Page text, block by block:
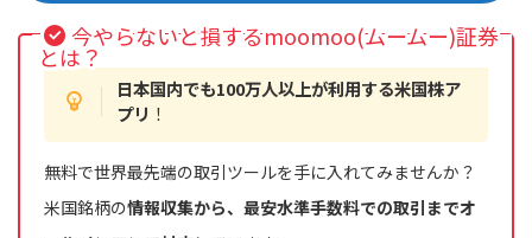
今やらないと損するmoomoo(ムームー)証券
とは？
日本国内でも100万人以上が利用する米国株ア
プリ ！
無料で世界最先端の取引ツールを手に入れてみませんか？
米国銘柄の情報収集から、最安水準手数料での取引までオ